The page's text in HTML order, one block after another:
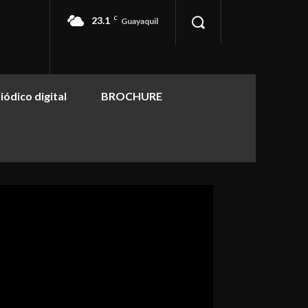
23.1 C Guayaquil
digital BROCHURE